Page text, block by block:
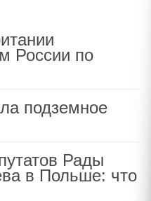
России по
подземное
Рады
в Польше: что